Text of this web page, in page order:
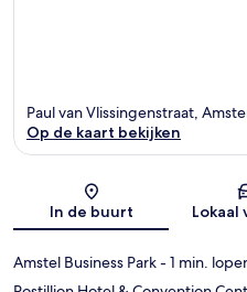
Paul van Vlissingenstraat,
Op de kaart bekijken
In de buurt Lokaal
Amstel Business Park- 1 min.